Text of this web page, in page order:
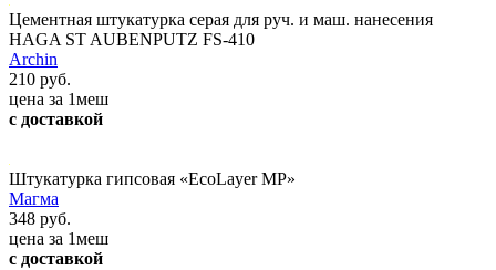
Цементная штукатурка серая для руч. и маш. нанесения
HAGA ST AUBENPUTZ FS-410
Archin
210 руб.
цена за 1меш
с доставкой
Штукатурка гипсовая «EcoLayer MP»
Магма
348 руб.
цена за 1меш
с доставкой